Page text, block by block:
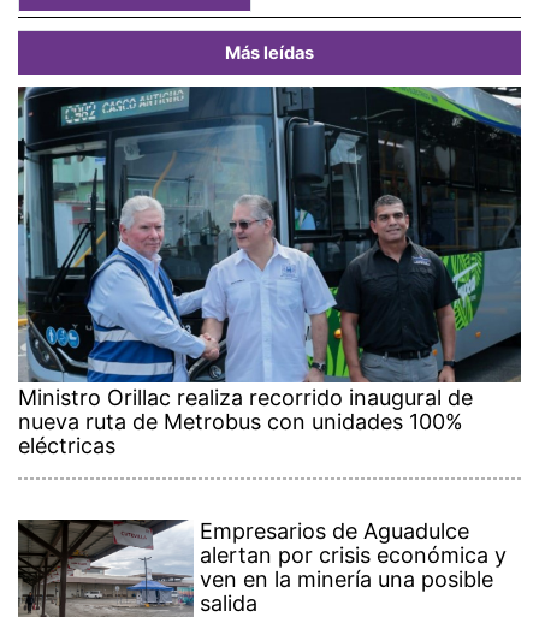
Más leídas
Ministro Orillac realiza recorrido inaugural de
nueva ruta de Metrobus con unidades 100%
eléctricas
Empresarios de Aguadulce
alertan por crisis económica y
ven en la minería una posible
salida